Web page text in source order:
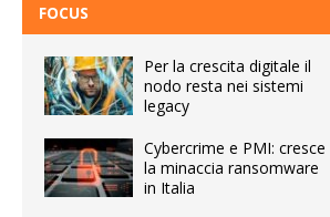
FOCUS
Per la crescita digitale il
nodo resta nei sistemi
legacy
Cybercrime e PMI: cresce
la minaccia ransomware
in Italia